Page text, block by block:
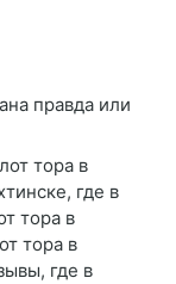
тора в
где в
тора в
тора в
где в